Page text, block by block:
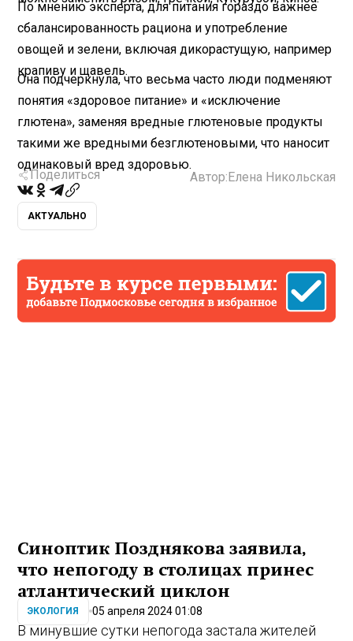
По мнению эксперта, для питания гораздо важнее
сбалансированность рациона и употребление
овощей и зелени, включая дикорастущую, например
крапиву и щавель.
Она подчеркнула, что весьма часто люди подменяют
понятия «здоровое питание» и «исключение
глютена», заменяя вредные глютеновые продукты
такими же вредными безглютеновыми, что наносит
одинаковый вред здоровью.
Поделиться Автор: Елена Никольская
АКТУАЛЬНО
Синоптик Позднякова заявила,
что непогоду в столицах принес
атлантический циклон
ЭКОЛОГИЯ 05 апреля 2024 01:08
В минувшие сутки непогода застала жителей